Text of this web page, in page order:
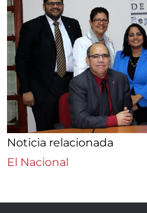
Noticia relacionada
El Nacional